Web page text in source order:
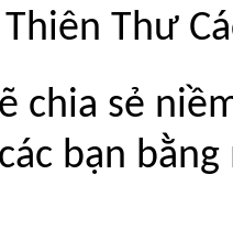
Thư
chia sẻ
bạn